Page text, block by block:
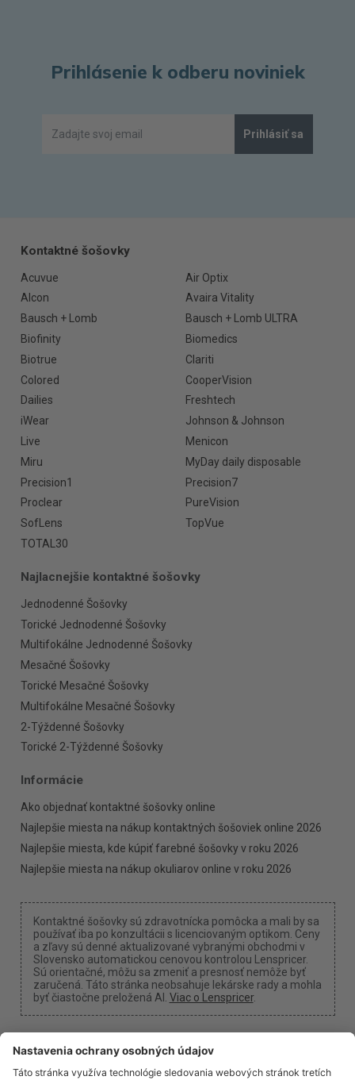
Prihlásenie k odberu noviniek
Prihlásiť sa
Kontaktné šošovky
Acuvue
Air Optix
Alcon
Avaira Vitality
Bausch + Lomb
Bausch + Lomb ULTRA
Biofinity
Biomedics
Biotrue
Clariti
Colored
CooperVision
Dailies
Freshtech
iWear
Johnson & Johnson
Live
Menicon
Miru
MyDay daily disposable
Precision1
Precision7
Proclear
PureVision
SofLens
TopVue
TOTAL30
Najlacnejšie kontaktné šošovky
Jednodenné Šošovky
Torické Jednodenné Šošovky
Multifokálne Jednodenné Šošovky
Mesačné Šošovky
Torické Mesačné Šošovky
Multifokálne Mesačné Šošovky
2-Týždenné Šošovky
Torické 2-Týždenné Šošovky
Informácie
Ako objednať kontaktné šošovky online
Najlepšie miesta na nákup kontaktných šošoviek online 2026
Najlepšie miesta, kde kúpiť farebné šošovky v roku 2026
Najlepšie miesta na nákup okuliarov online v roku 2026
Kontaktné šošovky sú zdravotnícka pomôcka a mali by sa
používať iba po konzultácii s licenciovaným optikom. Ceny
a zľavy sú denné aktualizované vybranými obchodmi v
Slovensko automatickou cenovou kontrolou Lenspricer.
Sú orientačné, môžu sa zmeniť a presnosť nemôže byť
zaručená. Táto stránka neobsahuje lekárske rady a mohla
byť čiastočne preložená AI. Viac o Lenspricer.